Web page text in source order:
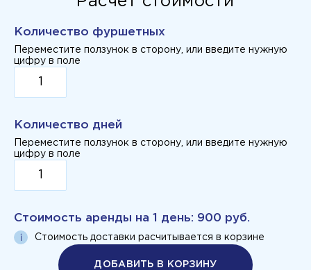
Количество фуршетных
Переместите ползунок в сторону, или введите нужную
цифру в поле
Количество дней
Переместите ползунок в сторону, или введите нужную
цифру в поле
Стоимость аренды на 1 день: 900 руб.
Стоимость доставки расчитывается в корзине
ДОБАВИТЬ В КОРЗИНУ